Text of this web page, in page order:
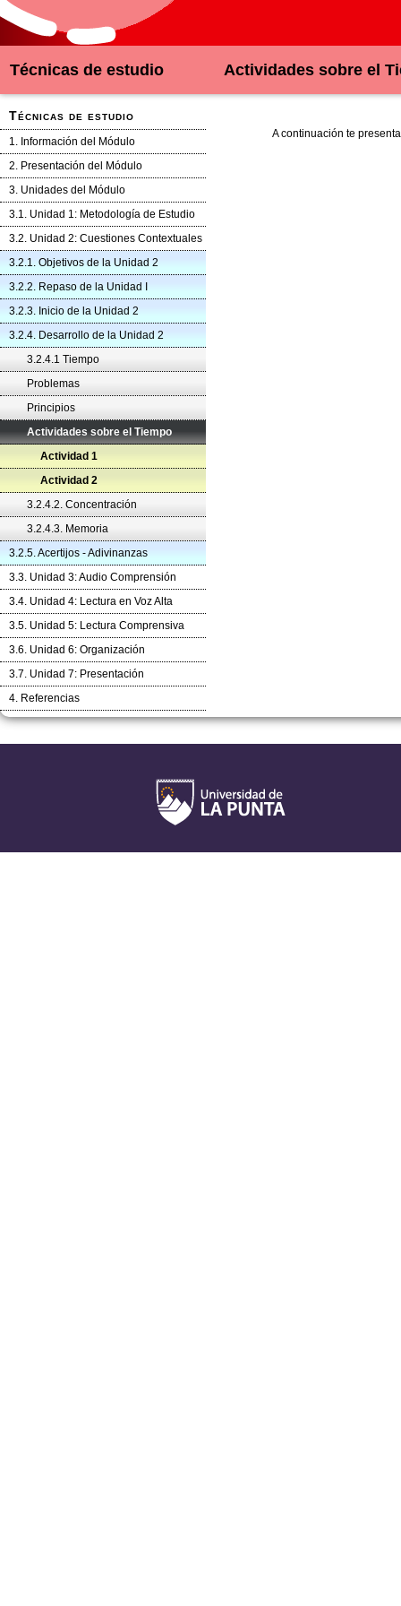
Técnicas de estudio
Técnicas de estudio
1. Información del Módulo
2. Presentación del Módulo
3. Unidades del Módulo
3.1. Unidad 1: Metodología de Estudio
3.2. Unidad 2: Cuestiones Contextuales
3.2.1. Objetivos de la Unidad 2
3.2.2. Repaso de la Unidad I
3.2.3. Inicio de la Unidad 2
3.2.4. Desarrollo de la Unidad 2
3.2.4.1 Tiempo
Problemas
Principios
Actividades sobre el Tiempo
Actividad 1
Actividad 2
3.2.4.2. Concentración
3.2.4.3. Memoria
3.2.5. Acertijos - Adivinanzas
3.3. Unidad 3: Audio Comprensión
3.4. Unidad 4: Lectura en Voz Alta
3.5. Unidad 5: Lectura Comprensiva
3.6. Unidad 6: Organización
3.7. Unidad 7: Presentación
4. Referencias
Actividades sobre el
A continuación te